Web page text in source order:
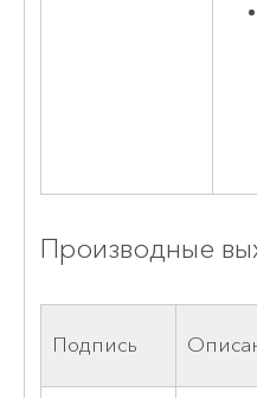
Производные
Подпись